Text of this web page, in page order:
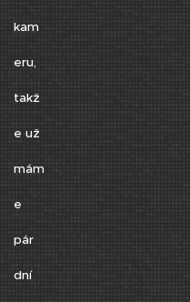
kam
eru,
takž
e už
mám
e
pár
dní